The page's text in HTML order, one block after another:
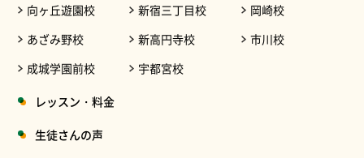
向ヶ丘遊園校
あざみ野校
成城学園前校
新宿三丁目校
新高円寺校
宇都宮校
岡崎校
市川校
レッスン・料金
生徒さんの声